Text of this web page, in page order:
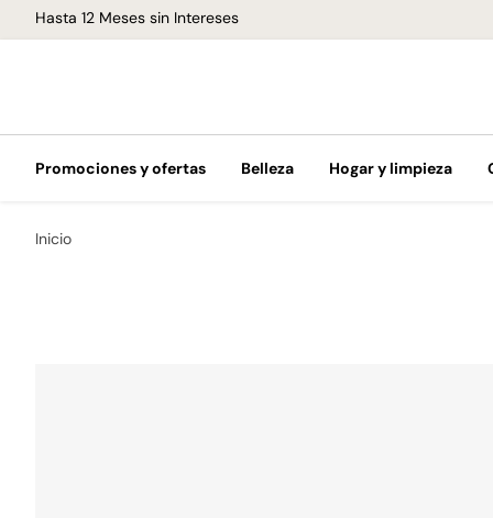
¡Envíos GRATIS de 1-3 días en todo el país!
Promociones y ofertas Belleza Hogar y limpieza
Inicio